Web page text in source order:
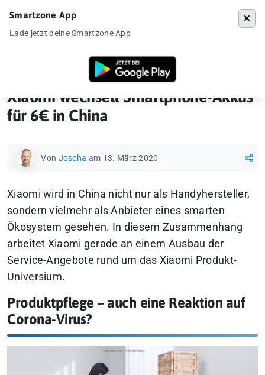
Xiaomi wechselt Smartphone-Akkus für 6€ in
Xiaomi wechselt Smartphone-Akkus
für 6€ in China
Von Joscha am 13. März 2020
Xiaomi wird in China nicht nur als Handyhersteller,
sondern vielmehr als Anbieter eines smarten
Ökosystem gesehen. In diesem Zusammenhang
arbeitet Xiaomi gerade an einem Ausbau der
Service-Angebote rund um das Xiaomi Produkt-
Universium.
Produktpflege – auch eine Reaktion auf
Corona-Virus?
Smartzone App
Lade jetzt deine Smartzone App